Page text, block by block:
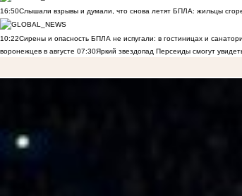
16:50Слышали взрывы и думали, что снова летят БПЛА: жильцы
10:22Сирены и опасность БПЛА не испугали: в гостиницах и
воронежцев в августе 07:30Яркий звездопад Персеиды смогут